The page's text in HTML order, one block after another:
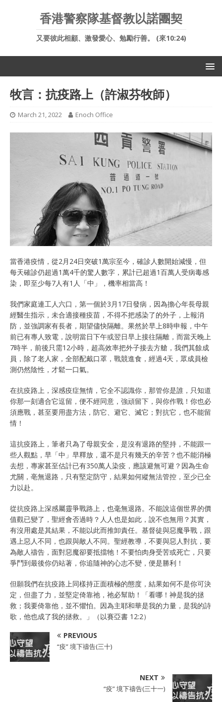
香港警察隊基督教以諾團契
又要彼此相顧、激發愛心、勉勵行善。 (來10:24)
牧言：抗疫路上（許淑芬牧師）
March 21, 2022 Enoch Office
當香港疫情，從2月24日突破1萬宗至今，確診人數開始減慢，但
每天確診仍超過1萬4千的驚人數字，累計已超過1百萬人受病毒感
染，即至少每7人有1人「中」，機率相當高！
我們家庭連工人六口，第一個於3月17日發病，因為擔心年長母親
經醫生指示，未合適接種疫苗，不得不把感染了的外子，上報消
防，並強調家有長者，期望儘快隔離。果然於早上8時申報，中午
前已有專人致電，說明當日下午或翌日早上接往隔離，而當天晚上
7時半，前後只需12小時，超高效率把外子接去方艙，我們其餘成
員，除了老人家，全部配戴口罩，戰競進食，經過4天，眾成員檢
測仍然陰性，才鬆一口氣。
在抗疫路上，深感疫症無情，它全不認識你，那管你是誰，只知道
你那一刻適合它逗留，便不經同意，強頑留下，與你作戰！你也必
須應戰，甚至要用盡方法，防它、避它、滅它；對抗它，也不能留
情！
這抗疫路上，筆者只為了母親安全，是沒有退路的堅持，不能跟一
些人觀點，早「中」早釋放，還不是只有幾天的辛苦？也不能消極
去想，專家甚至估計已有350萬人染疫，應該避無可避？因為生命
尤關，亳無退路，只有堅定防守，結果如何縱無法管控，至少已全
力以赴。
從抗疫路上深感屬靈爭戰路上，也毫無退路。不能說這個世界的價
值觀已變了，聖經會否過時？人人也是如此，說不也無用？其實，
有沒用處是其結果，不能以此而推卸責任。基督徒與惡魔爭戰，跟
遇上惡人不同，也跟與敵人不同。聖經教導，不要與惡人對抗，要
為敵人禱告，面對惡魔卻要抵擋牠！不要怕肉身受苦或死亡，只要
爭鬥到最後你仍站著，你追隨神的心志不變，便是勝利！
但願我們在抗疫路上同樣持正面積極的態度，結果如何不是你可決
定，但盡了力，並堅定倚靠祂，祂必幫助！「看哪！神是我的拯
救；我要倚靠他，並不懼怕。因為主耶和華是我的力量，是我的詩
歌，他也成了我的拯救。」（以賽亞書 12:2）
PREVIOUS
“疫” 境下禱告(三十)
NEXT
“疫” 境下禱告(三十一)